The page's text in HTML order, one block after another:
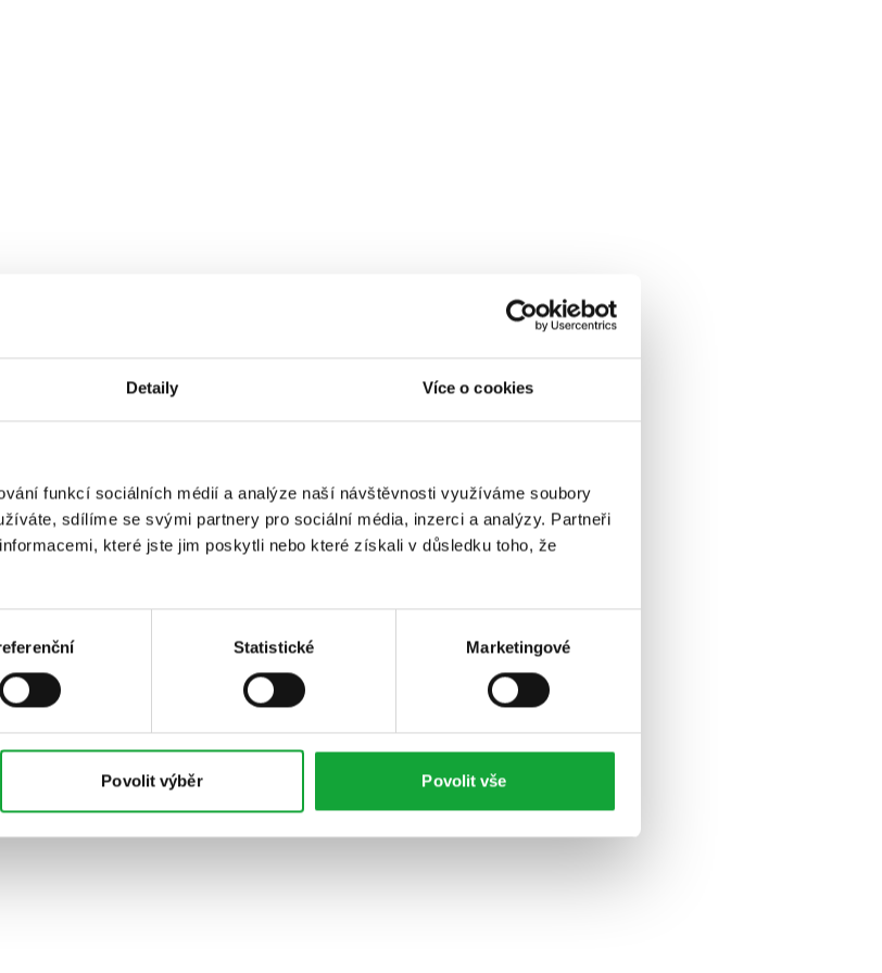
Detaily Více o cookies
funkcí sociálních médií a analýze naší návštěvnosti využíváme soubory
sdílíme se svými partnery pro sociální média, inzerci a analýzy. Partneři
které jste jim poskytli nebo které získali v důsledku toho, že
Statistické Marketingové
Povolit výběr Povolit vše